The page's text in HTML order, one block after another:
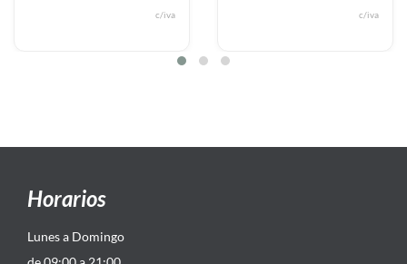
c/iva c/iva
Horarios
Lunes a Domingo